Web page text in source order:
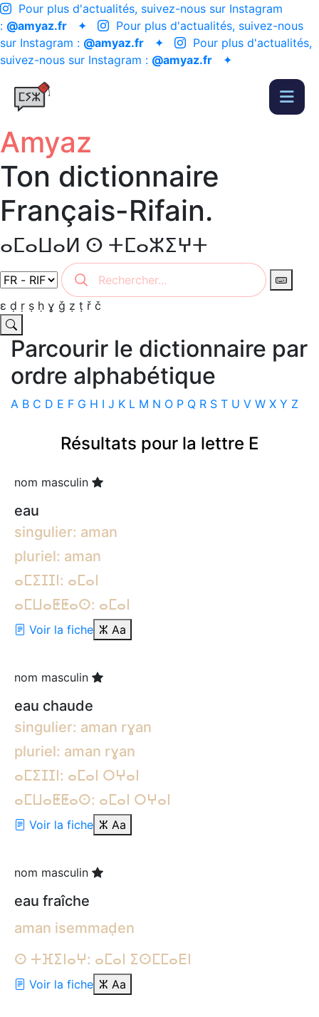
Pour plus d'actualités, suivez-nous sur Instagram
: @amyaz.fr ✦
Pour plus d'actualités, suivez-nous
sur Instagram : @amyaz.fr ✦
Pour plus d'actualités,
suivez-nous sur Instagram : @amyaz.fr ✦
Amyaz
Ton dictionnaire
Français-Rifain.
ⴰⵎⴰⵡⴰⵍ ⵙ ⵜⵎⴰⵣⵉⵖⵜ
ɛ ḍ ṛ ṣ ḥ ɣ ǧ ẓ ṭ ř č
Parcourir le dictionnaire par
ordre alphabétique
A B C D E F G H I J K L M N O P Q R S T U V W X Y Z
Résultats pour la lettre E
nom masculin
eau
singulier: aman
pluriel: aman
ⴰⵎⵉⵊⵊⵏ: ⴰⵎⴰⵏ
ⴰⵎⵡⴰⵟⵟⴰⵙ: ⴰⵎⴰⵏ
Voir la fiche ⵣ Aa
nom masculin
eau chaude
singulier: aman rɣan
pluriel: aman rɣan
ⴰⵎⵉⵊⵊⵏ: ⴰⵎⴰⵏ ⵔⵖⴰⵏ
ⴰⵎⵡⴰⵟⵟⴰⵙ: ⴰⵎⴰⵏ ⵔⵖⴰⵏ
Voir la fiche ⵣ Aa
nom masculin
eau fraîche
aman isemmaḍen
ⵙ ⵜⴼⵉⵏⴰⵖ: ⴰⵎⴰⵏ ⵉⵙⵎⵎⴰⴹⵏ
Voir la fiche ⵣ Aa